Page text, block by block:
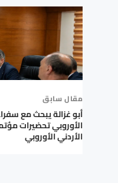
مقال سابق
أبو غزالة يبحث مع
الأوروبي تحضيرات
الأردني الأوروبي